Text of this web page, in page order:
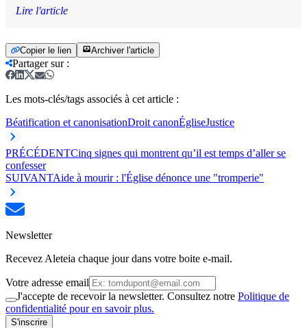
Lire l'article
Copier le lien Archiver l'article
Partager sur:
Les mots-clés/tags associés à cet article :
Béatification et canonisationDroit canonÉgliseJustice
PRÉCÉDENTCinq signes qui montrent qu’il est temps d’aller se
confesser
SUIVANTAide à mourir : l'Église dénonce une "tromperie"
Newsletter
Recevez Aleteia chaque jour dans votre boite e-mail.
Votre adresse email
J'accepte de recevoir la newsletter. Consultez notre Politique de
confidentialité pour en savoir plus.
S'inscrire